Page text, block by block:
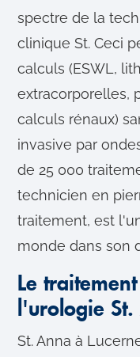
spectre de la
clinique St. Ceci
calculs (ESWL,
extracorporelles,
calculs rénaux)
invasive par
de 25 000
technicien en
traitement, est
monde dans son
Le
l'urologie
St. Anna à